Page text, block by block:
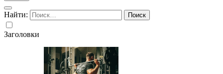
Найти:
Заголовки